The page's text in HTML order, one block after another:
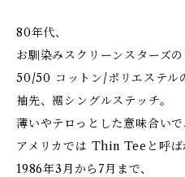
80年代、
お馴染みスクリーンスターズの
50/50 コットン/ポリエステル
袖先、裾シングルステッチ。
薄いやテロっとした意味合いで
アメリカでは Thin Teeと呼ば
1986年3月から7月まで、